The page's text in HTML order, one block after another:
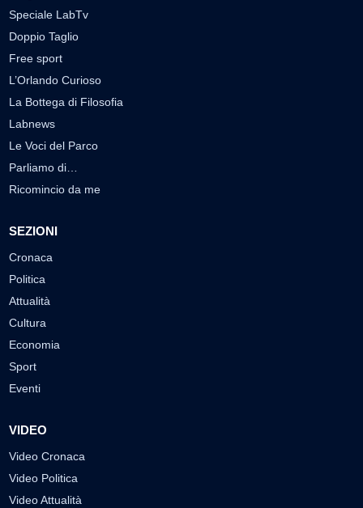
Speciale LabTv
Doppio Taglio
Free sport
L’Orlando Curioso
La Bottega di Filosofia
Labnews
Le Voci del Parco
Parliamo di…
Ricomincio da me
SEZIONI
Cronaca
Politica
Attualità
Cultura
Economia
Sport
Eventi
VIDEO
Video Cronaca
Video Politica
Video Attualità